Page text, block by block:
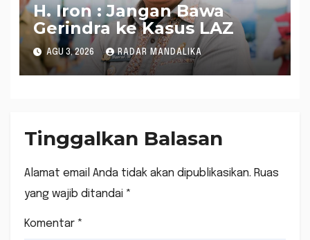
H. Iron : Jangan Bawa
Gerindra ke Kasus LAZ
AGU 3, 2026 RADAR MANDALIKA
Tinggalkan Balasan
Alamat email Anda tidak akan dipublikasikan. Ruas
yang wajib ditandai *
Komentar *